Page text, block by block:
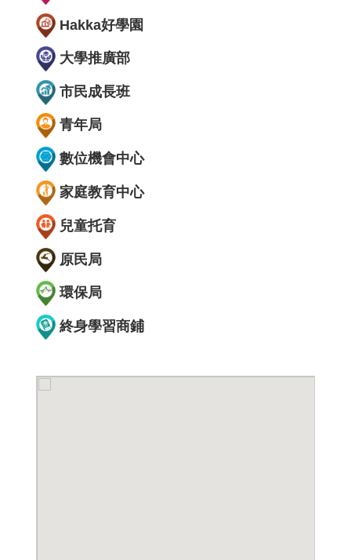
Hakka好學園
大學推廣部
市民成長班
青年局
數位機會中心
家庭教育中心
兒童托育
原民局
環保局
終身學習商鋪